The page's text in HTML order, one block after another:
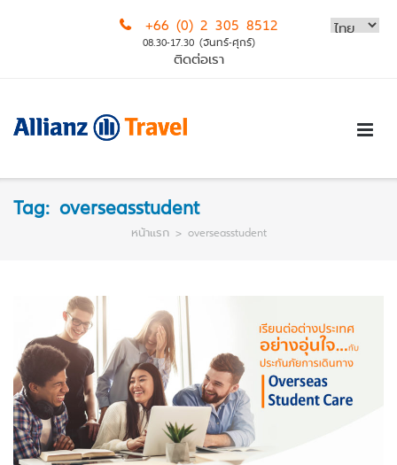
+66 (0) 2 305 8512
08.30-17.30 (จันทร์-ศุกร์)
ติดต่อเรา
Tag: overseasstudent
หน้าแรก> overseasstudent